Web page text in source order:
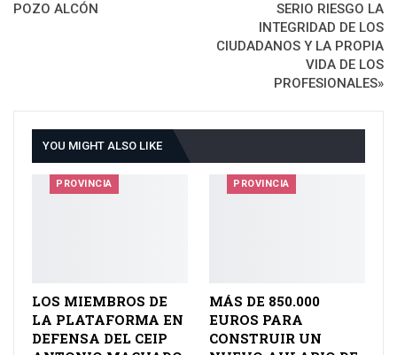
POZO ALCÓN
SERIO RIESGO LA
INTEGRIDAD DE LOS
CIUDADANOS Y LA PROPIA
VIDA DE LOS
PROFESIONALES»
YOU MIGHT ALSO LIKE
PROVINCIA
LOS MIEMBROS DE
LA PLATAFORMA EN
DEFENSA DEL CEIP
PROVINCIA
MÁS DE 850.000
EUROS PARA
CONSTRUIR UN